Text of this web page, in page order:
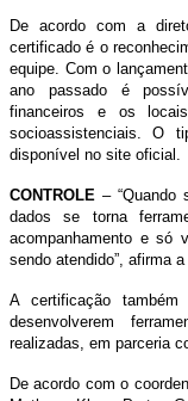
De acordo com a
certificado é o
equipe. Com o
ano passado é
financeiros e os
socioassistenciais. O
disponível no site oficial.
CONTROLE – “Quando
dados se torna
acompanhamento e só
sendo atendido”, afirma a
A certificação
desenvolverem
realizadas, em parceria
De acordo com o